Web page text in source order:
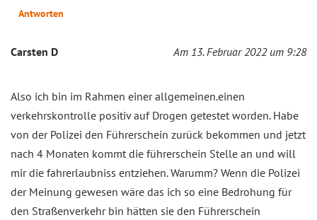
Antworten
Carsten D Am 13. Februar 2022 um 9:28
Also ich bin im Rahmen einer allgemeinen.einen
verkehrskontrolle positiv auf Drogen getestet worden. Habe
von der Polizei den Führerschein zurück bekommen und jetzt
nach 4 Monaten kommt die führerschein Stelle an und will
mir die fahrerlaubniss entziehen. Warumm? Wenn die Polizei
der Meinung gewesen wäre das ich so eine Bedrohung für
den Straßenverkehr bin hätten sie den Führerschein